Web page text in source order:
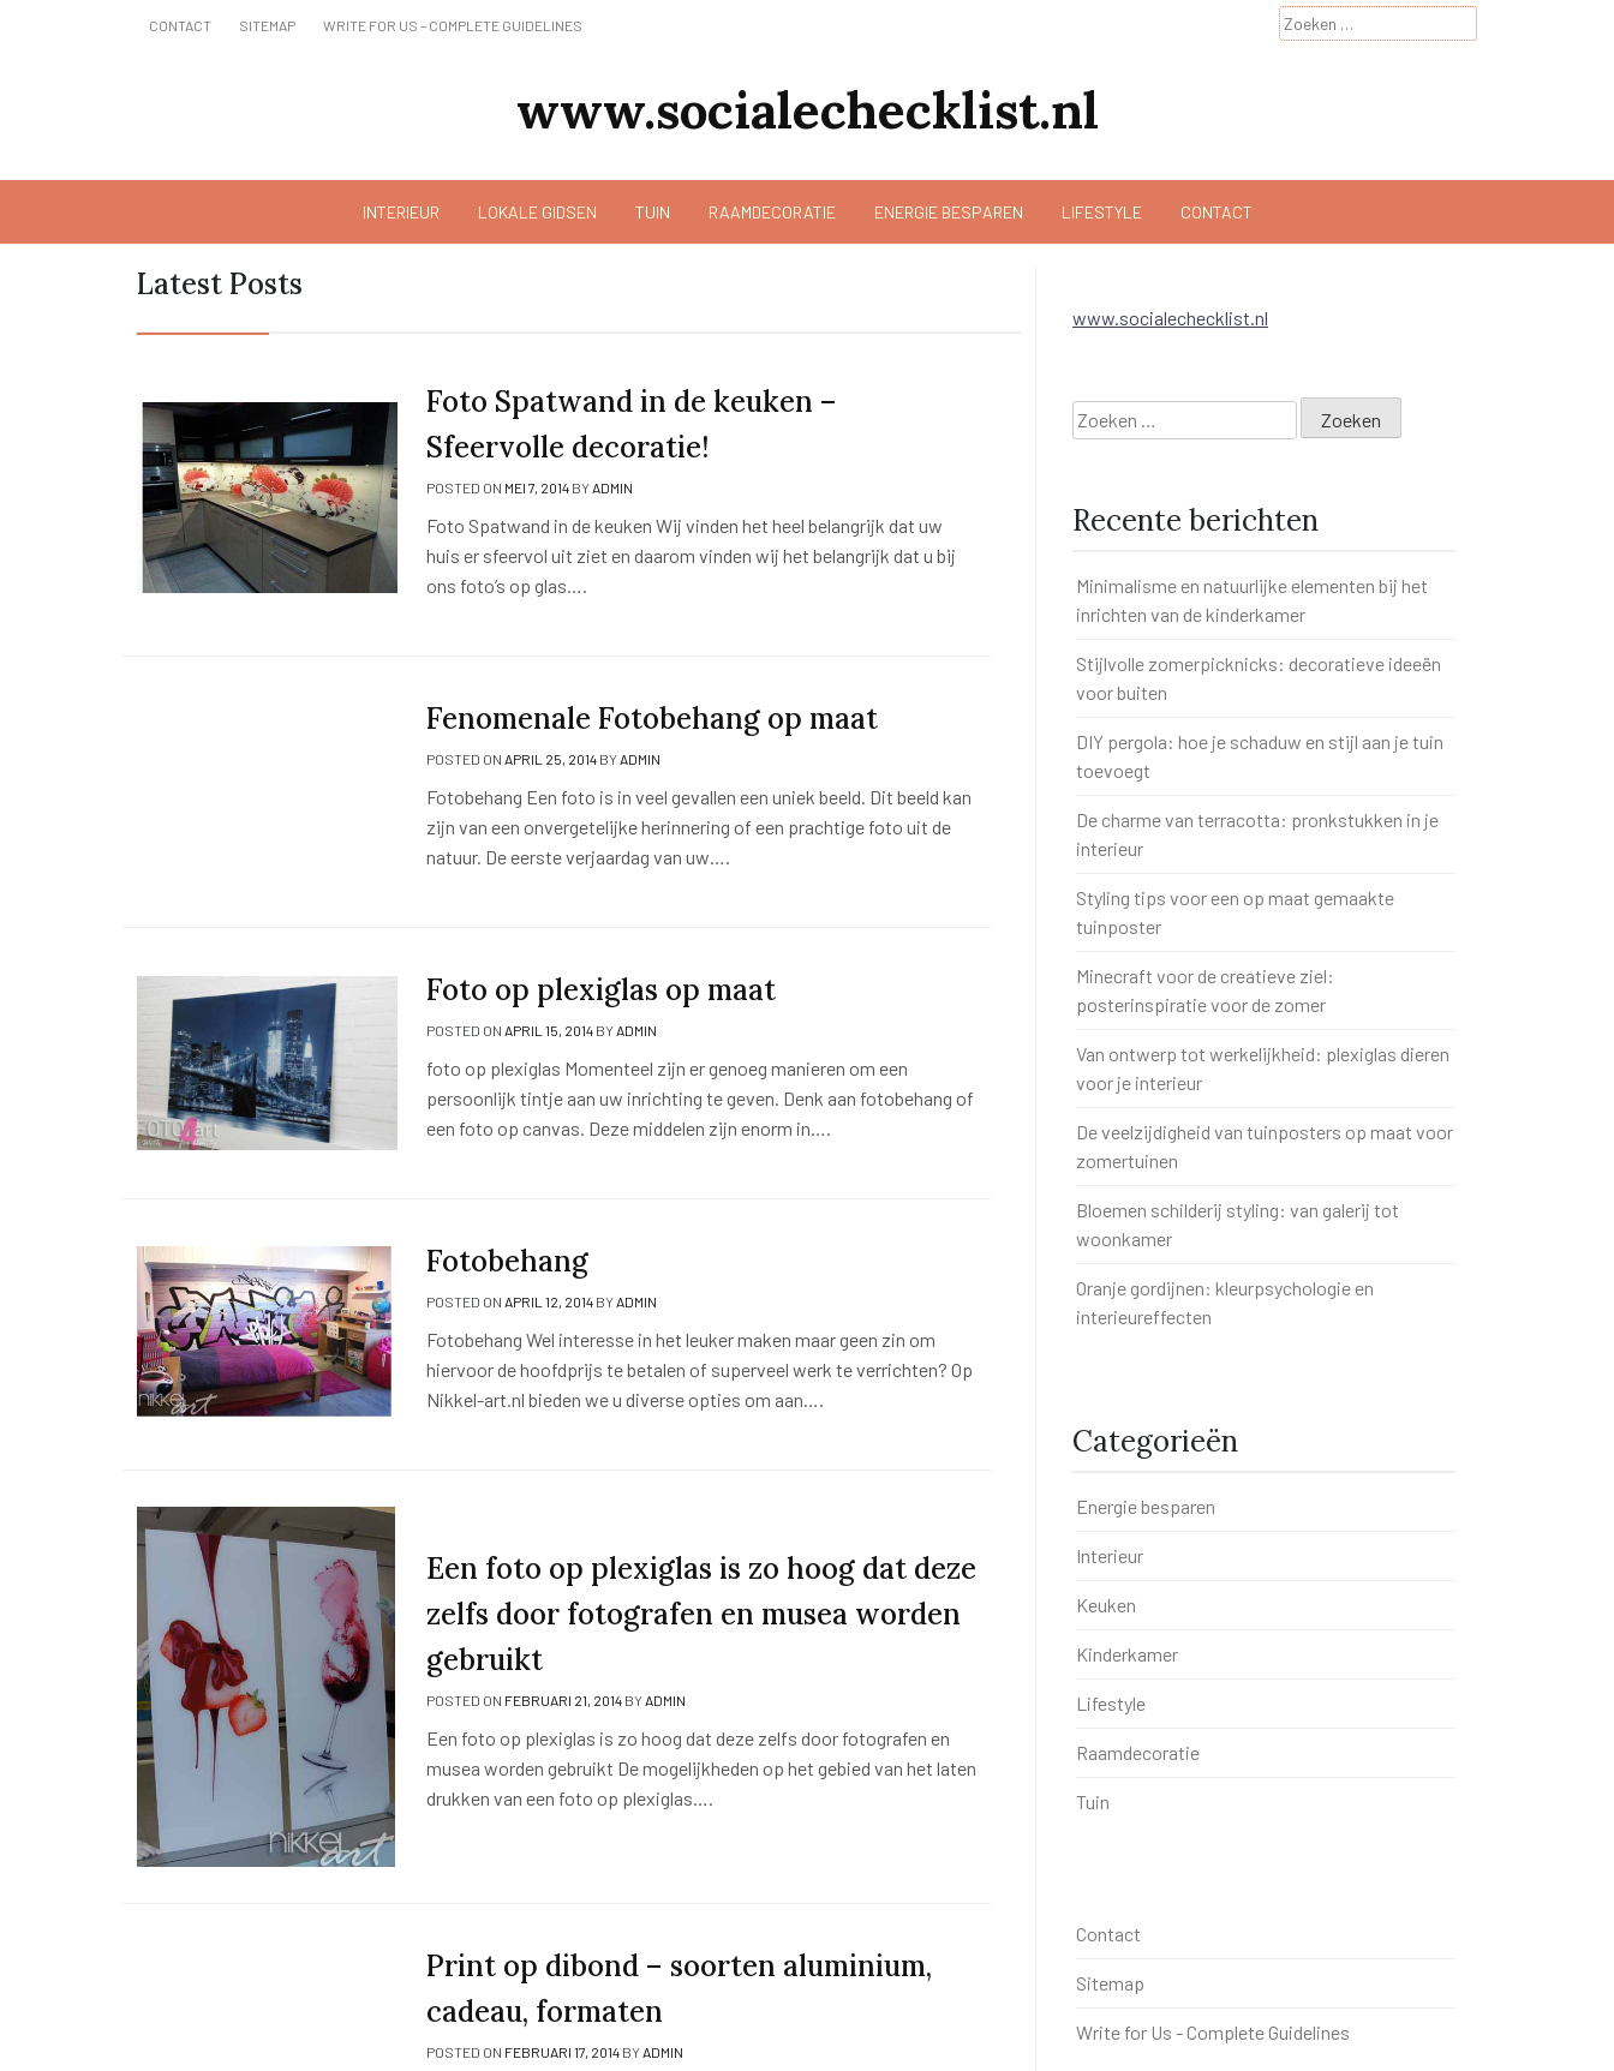
CONTACT SITEMAP WRITE FOR US – COMPLETE GUIDELINES
Zoeken
naar:
www.socialechecklist.nl
INTERIEUR LOKALE GIDSEN TUIN RAAMDECORATIE ENERGIE BESPAREN LIFESTYLE CONTACT
Latest Posts
Foto Spatwand in de keuken –
Sfeervolle decoratie!
POSTED ON MEI 7, 2014 BYADMIN
Foto Spatwand in de keuken Wij vinden het heel belangrijk dat uw
huis er sfeervol uit ziet en daarom vinden wij het belangrijk dat u bij
ons foto’s op glas….
Fenomenale Fotobehang op maat
POSTED ON APRIL 25, 2014 BYADMIN
Fotobehang Een foto is in veel gevallen een uniek beeld. Dit beeld kan
zijn van een onvergetelijke herinnering of een prachtige foto uit de
natuur. De eerste verjaardag van uw….
Foto op plexiglas op maat
POSTED ON APRIL 15, 2014 BYADMIN
foto op plexiglas Momenteel zijn er genoeg manieren om een
persoonlijk tintje aan uw inrichting te geven. Denk aan fotobehang of
een foto op canvas. Deze middelen zijn enorm in….
Fotobehang
POSTED ON APRIL 12, 2014 BYADMIN
Fotobehang Wel interesse in het leuker maken maar geen zin om
hiervoor de hoofdprijs te betalen of superveel werk te verrichten? Op
Nikkel-art.nl bieden we u diverse opties om aan….
Een foto op plexiglas is zo hoog dat deze
zelfs door fotografen en musea worden
gebruikt
POSTED ON FEBRUARI 21, 2014 BY ADMIN
Een foto op plexiglas is zo hoog dat deze zelfs door fotografen en
musea worden gebruikt De mogelijkheden op het gebied van het laten
drukken van een foto op plexiglas….
Print op dibond – soorten aluminium,
cadeau, formaten
POSTED ON FEBRUARI 17, 2014 BYADMIN
www.socialechecklist.nl
Zoeken
naar:
Recente berichten
Minimalisme en natuurlijke elementen bij het
inrichten van de kinderkamer
Stijlvolle zomerpicknicks: decoratieve ideeën
voor buiten
DIY pergola: hoe je schaduw en stijl aan je tuin
toevoegt
De charme van terracotta: pronkstukken in je
interieur
Styling tips voor een op maat gemaakte
tuinposter
Minecraft voor de creatieve ziel:
posterinspiratie voor de zomer
Van ontwerp tot werkelijkheid: plexiglas dieren
voor je interieur
De veelzijdigheid van tuinposters op maat voor
zomertuinen
Bloemen schilderij styling: van galerij tot
woonkamer
Oranje gordijnen: kleurpsychologie en
interieureffecten
Categorieën
Energie besparen
Interieur
Keuken
Kinderkamer
Lifestyle
Raamdecoratie
Tuin
Contact
Sitemap
Write for Us - Complete Guidelines